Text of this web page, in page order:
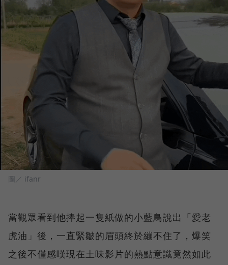
圖／ ifanr
當觀眾看到他捧起一隻紙做的小藍鳥說出「愛老
虎油」後，一直緊皺的眉頭終於繃不住了，爆笑
之後不僅感嘆現在土味影片的熱點意識竟然如此